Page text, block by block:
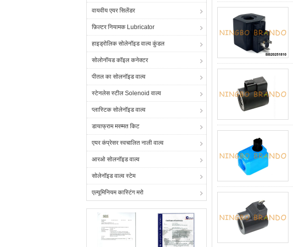
वायवीय एयर सिलेंडर
फ़िल्टर नियामक Lubricator
हाइड्रोलिक सोलेनॉइड वाल्व कुंडल
सोलोनॉयड कॉइल कनेक्टर
पीतल का सोलनॉइड वाल्व
स्टेनलेस स्टील Solenoid वाल्व
प्लास्टिक सोलेनॉइड वाल्व
डायाफ्राम मरम्मत किट
एयर कंप्रेसर स्वचालित नाली वाल्व
आरओ सोलनॉइड वाल्व
सोलेनॉइड वाल्व स्टेम
एल्यूमिनियम कास्टिंग मरो